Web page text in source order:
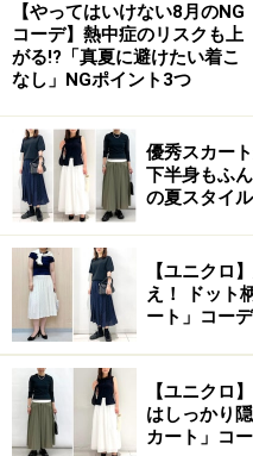
2. 汗をかいても乾
トプルオーバー
GU ドライスウェットプル
下旬発売予定）（※一部店舗
GUの「ドライスウェット
ット感覚で着られて、さ
ップス。
吸水速乾機能付きで、汗
ので、汗をかいた後に冷
【やってはいけない8月のNG
コーデ】熱中症のリスクも上
がる!?「真夏に避けたい着こ
なし」NGポイント3つ
優秀スカー
下半身もふ
の夏スタイル
【ユニクロ
え！ ドット
ート」コーデ
【ユニクロ
はしっかり
カート」コ